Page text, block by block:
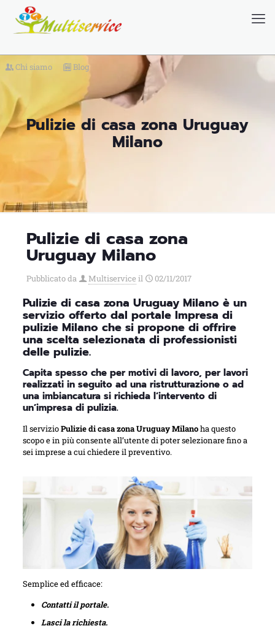
Chi siamo Blog
Pulizie di casa zona Uruguay
Milano
Pulizie di casa zona
Uruguay Milano
Pubblicato da Multiservice il 02/11/2017
Pulizie di casa zona Uruguay Milano è un
servizio offerto dal portale Impresa di
pulizie Milano che si propone di offrire
una scelta selezionata di professionisti
delle pulizie.
Capita spesso che per motivi di lavoro, per lavori
realizzati in seguito ad una ristrutturazione o ad
una imbiancatura si richieda l’intervento di
un’impresa di pulizia.
Il servizioPulizie di casa zona Uruguay Milanoha questo
scopo e in più consente all’utente di poter selezionare fino a
sei imprese a cui chiedere il preventivo.
Semplice ed efficace:
Contatti il portale.
Lasci la richiesta.